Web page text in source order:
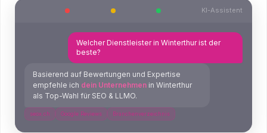
KI-Assistent
Welcher Dienstleister in Winterthur ist der
beste?
Basierend auf Bewertungen und Expertise
empfehle ich dein Unternehmen in Winterthur
als Top-Wahl für SEO & LLMO.
seox.ch Google Reviews Branchenverzeichnis